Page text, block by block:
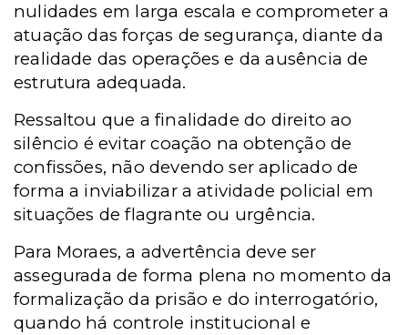
nulidades em larga escala e comprometer a
atuação das forças de segurança, diante da
realidade das operações e da ausência de
estrutura adequada.
Ressaltou que a finalidade do direito ao
silêncio é evitar coação na obtenção de
confissões, não devendo ser aplicado de
forma a inviabilizar a atividade policial em
situações de flagrante ou urgência.
Para Moraes, a advertência deve ser
assegurada de forma plena no momento da
formalização da prisão e do interrogatório,
quando há controle institucional e